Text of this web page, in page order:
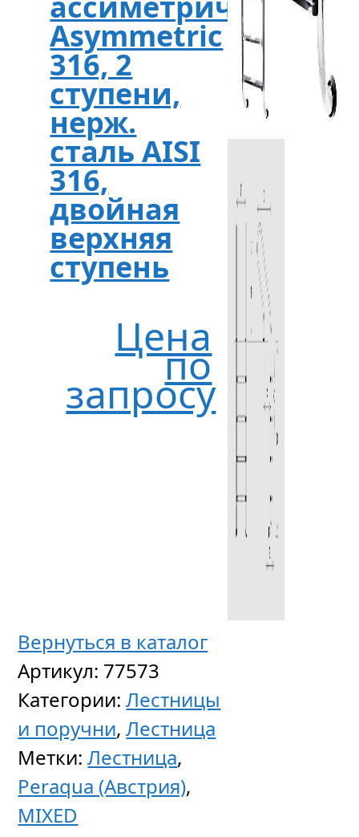
Вернуться в каталог
Артикул: 77573
Категории:Лестницы
и поручни,Лестница
Метки:Лестница,
Peraqua (Австрия),
MIXED
Asymmetric
316, 2
ступени,
нерж.
сталь AISI
316,
двойная
верхняя
ступень
Цена
по
запросу